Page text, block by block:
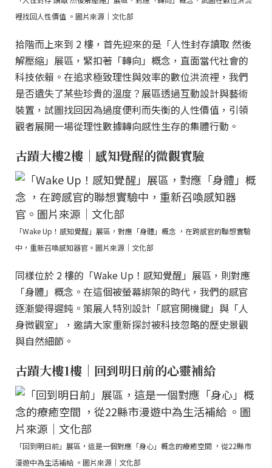
裡找回人性價值 。圖片來源｜文化部
拾階而上來到 2 樓，首先迎來的是「人性封存讀取 然後
解壓縮」展區，緊扣著「轉向」概念，直面當代社會的
科技依賴。在追求極致理性與效率的數位洪流裡，我們
是否遺失了某些珍貴的溫度？展區透過互動設計與藝術
裝置，試圖找回因為過度便利而失衡的人性價值，引領
觀者展開一場從理性數據轉向感性生存的集體行動。
古蹟大樓2樓｜感知覺醒的微觀實驗
「Wake Up！感知覺醒」展區，對應「身體」概念 ，在跨感官的聯想實驗
中，重新召喚感知器官。圖片來源｜文化部
同樣位於 2 樓的「Wake Up！感知覺醒」展區，則對應
「身體」概念。在這個被螢幕綁架的時代，我們的感官
逐漸變得遲鈍。策展人特別設計「感官開機鍵」與「人
身微觀室」，邀請大家重新探討被科技忽略的歷史景觀
與自然細節。
古蹟大樓1樓｜回到明日前的心靈補給
「回到明日前」展區，這是一個對應「身心」概念的療癒空間 ，從22縣市
漫遊中為生活補給 。圖片來源｜文化部